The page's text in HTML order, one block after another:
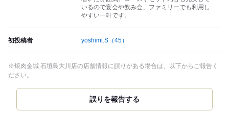
いるので宴会や飲み会、ファミリーでも利用し
やすい一軒です。
初投稿者 yoshimi.S （45）
※焼肉金城 石垣島大川店の店舗情報に誤りがある場合は、以下からご報告く
ださい。
誤りを報告する